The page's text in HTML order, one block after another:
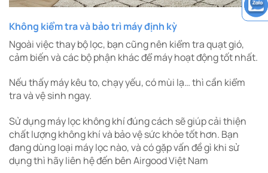
Không kiểm tra và bảo trì máy định kỳ
Ngoài việc thay bộ lọc, bạn cũng nên kiểm tra quạt gió,
cảm biến và các bộ phận khác để máy hoạt động tốt nhất.
Nếu thấy máy kêu to, chạy yếu, có mùi lạ… thì cần kiểm
tra và vệ sinh ngay.
Sử dụng máy lọc không khí đúng cách sẽ giúp cải thiện
chất lượng không khí và bảo vệ sức khỏe tốt hơn. Bạn
đang dùng loại máy lọc nào, và có gặp vấn đề gì khi sử
dụng thì hãy liên hệ đến bên Airgood Việt Nam